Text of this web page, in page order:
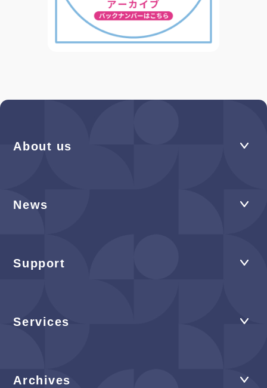
About us
News
Support
Services
Archives